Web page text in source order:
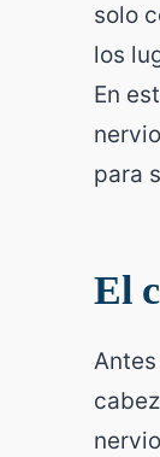
solo
los
En
para
El